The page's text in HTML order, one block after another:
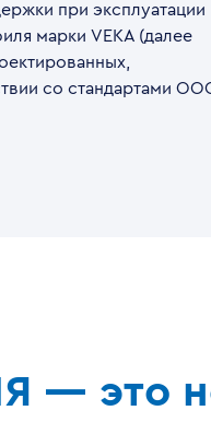
при эксплуатации
марки VEKA (далее
со стандартами
— это